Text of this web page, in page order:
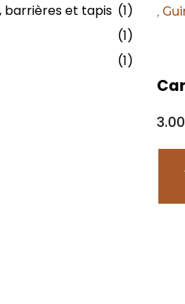
barrières et tapis (1)
(1)
(1)
,